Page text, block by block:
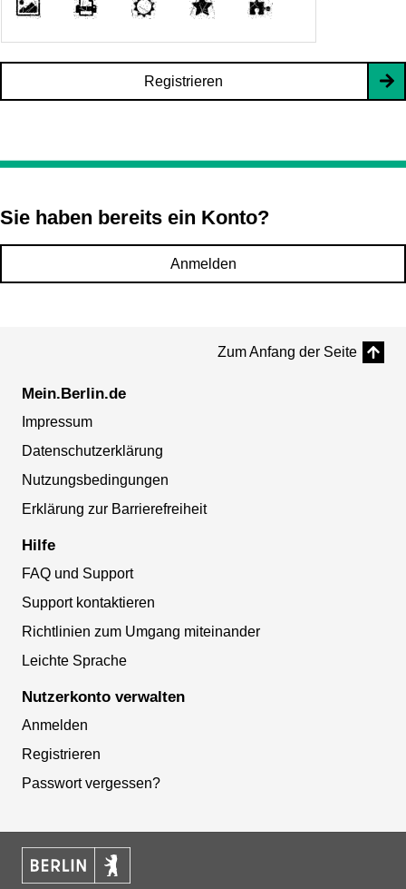
Registrieren
Sie haben bereits ein Konto?
Anmelden
Zum Anfang der Seite
Mein.Berlin.de
Impressum
Datenschutzerklärung
Nutzungsbedingungen
Erklärung zur Barrierefreiheit
Hilfe
FAQ und Support
Support kontaktieren
Richtlinien zum Umgang miteinander
Leichte Sprache
Nutzerkonto verwalten
Anmelden
Registrieren
Passwort vergessen?